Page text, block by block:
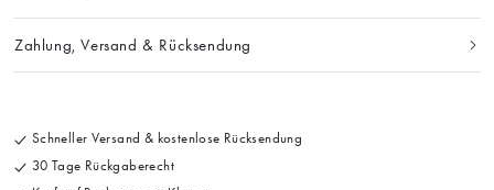
Zahlung, Versand & Rücksendung
Schneller Versand & kostenlose Rücksendung
30 Tage Rückgaberecht